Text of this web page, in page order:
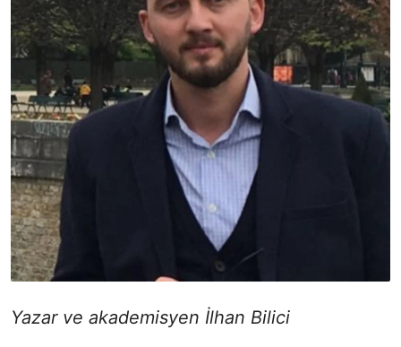
Yazar ve akademisyen İlhan Bilici